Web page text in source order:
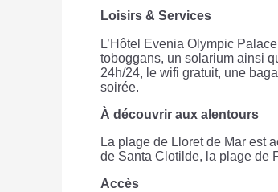
Loisirs & Services
L’Hôtel Evenia Olympic
toboggans, un solarium ainsi
24h/24, le wifi gratuit, une
soirée.
À découvrir aux alentours
La plage de Lloret de Mar est
de Santa Clotilde, la plage de
Accès